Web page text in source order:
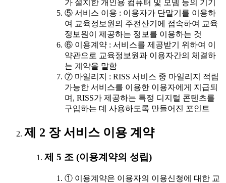
가 설치한 개인용 컴퓨터 및 모뎀 등의 기기
⑤ 서비스 이용 : 이용자가 단말기를 이용하
여 교육정보원의 주전산기에 접속하여 교육
정보원이 제공하는 정보를 이용하는 것
⑥ 이용계약 : 서비스를 제공받기 위하여 이
약관으로 교육정보원과 이용자간의 체결하
는 계약을 말함
⑦ 마일리지 : RISS 서비스 중 마일리지 적립
가능한 서비스를 이용한 이용자에게 지급되
며, RISS가 제공하는 특정 디지털 콘텐츠를
구입하는 데 사용하도록 만들어진 포인트
제 2 장 서비스 이용 계약
제 5 조 (이용계약의 성립)
① 이용계약은 이용자의 이용신청에 대한 교